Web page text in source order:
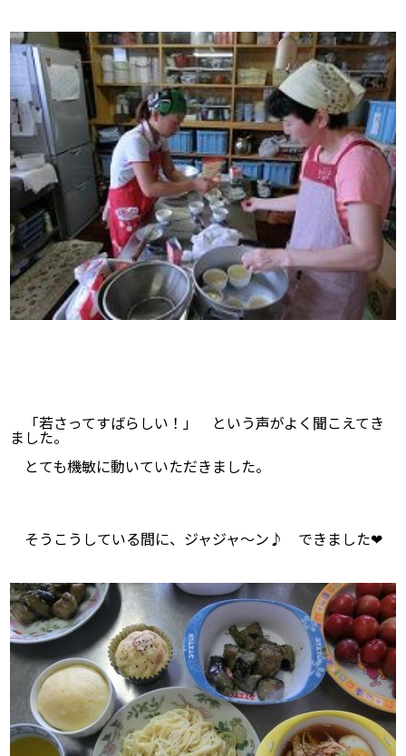
「若さってすばらしい！」 という声がよく聞こえてき
ました。
とても機敏に動いていただきました。
そうこうしている間に、ジャジャ～ン♪ できました❤